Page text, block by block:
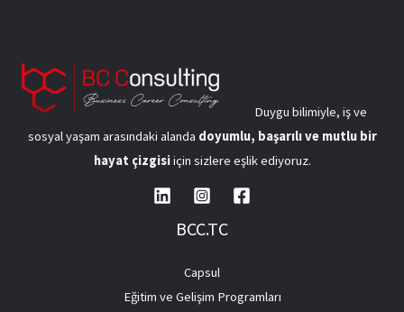
Duygu bilimiyle, iş ve
sosyal yaşam arasındaki alanda doyumlu, başarılı ve mutlu bir
hayat çizgisiiçin sizlere eşlik ediyoruz.
BCC.TC
Capsul
Eğitim ve Gelişim Programları